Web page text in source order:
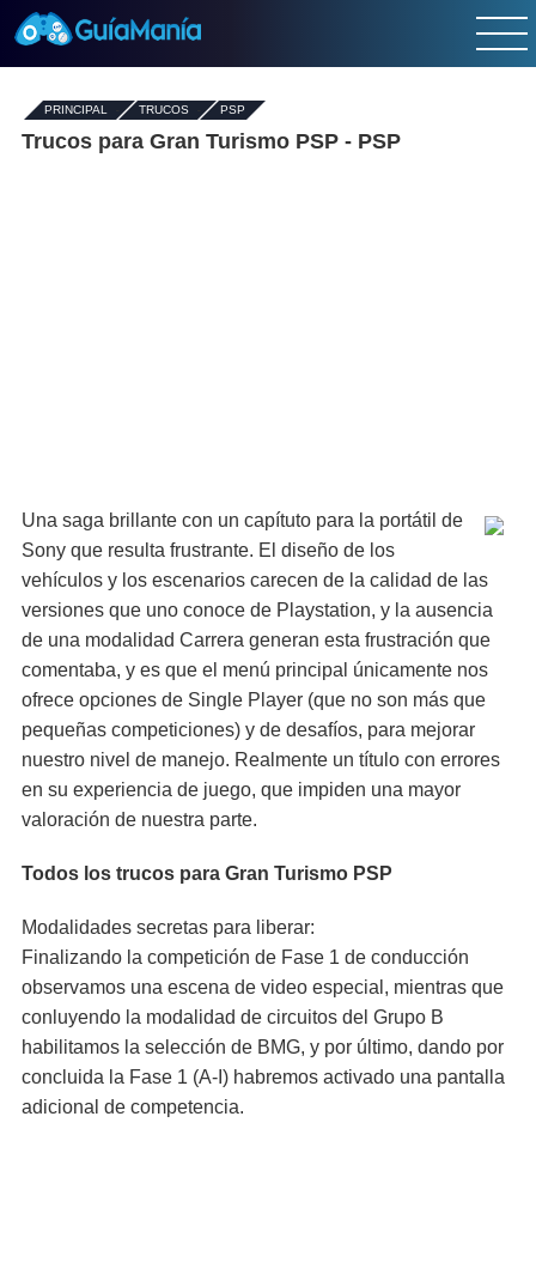
PRINCIPAL - TRUCOS- PSP
Trucos para Gran Turismo PSP - PSP
Una saga brillante con un capítuto para la portátil de
Sony que resulta frustrante. El diseño de los
vehículos y los escenarios carecen de la calidad de las
versiones que uno conoce de Playstation, y la ausencia
de una modalidad Carrera generan esta frustración que
comentaba, y es que el menú principal únicamente nos
ofrece opciones de Single Player (que no son más que
pequeñas competiciones) y de desafíos, para mejorar
nuestro nivel de manejo. Realmente un título con errores
en su experiencia de juego, que impiden una mayor
valoración de nuestra parte.
Todos los trucos para Gran Turismo PSP
Modalidades secretas para liberar:
Finalizando la competición de Fase 1 de conducción
observamos una escena de video especial, mientras que
conluyendo la modalidad de circuitos del Grupo B
habilitamos la selección de BMG, y por último, dando por
concluida la Fase 1 (A-I) habremos activado una pantalla
adicional de competencia.